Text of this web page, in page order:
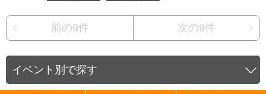
前の9件 次の9件
イベント別で探す